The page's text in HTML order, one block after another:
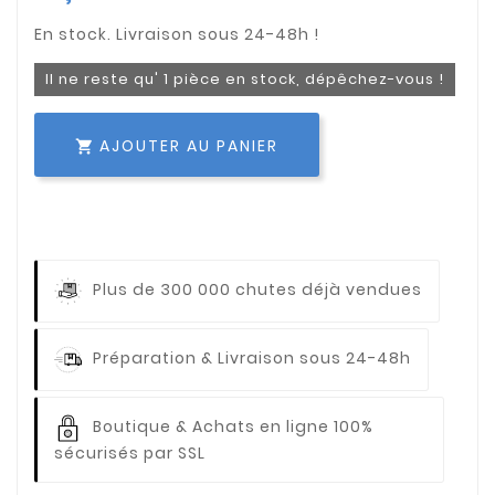
Il ne reste qu' 1 pièce en stock, dépêchez-vous !
 AJOUTER AU PANIER
Plus de 300 000 chutes déjà vendues
Préparation & Livraison sous 24-48h
Boutique & Achats en ligne 100%
sécurisés par SSL